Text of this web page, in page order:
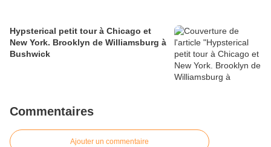
Hypsterical petit tour à Chicago et
New York. Brooklyn de Williamsburg à
Bushwick
Commentaires
Ajouter un commentaire